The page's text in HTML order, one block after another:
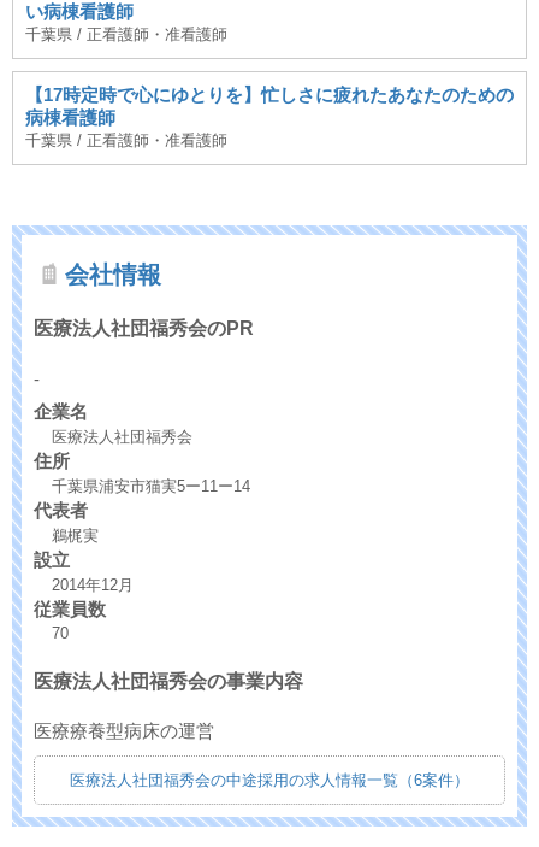
い病棟看護師
千葉県 / 正看護師・准看護師
【17時定時で心にゆとりを】忙しさに疲れたあなたのための
病棟看護師
千葉県 / 正看護師・准看護師
会社情報
医療法人社団福秀会のPR
-
企業名
医療法人社団福秀会
住所
千葉県浦安市猫実5ー11ー14
代表者
鵜梶実
設立
2014年12月
従業員数
70
医療法人社団福秀会の事業内容
医療療養型病床の運営
医療法人社団福秀会の中途採用の求人情報一覧（6案件）